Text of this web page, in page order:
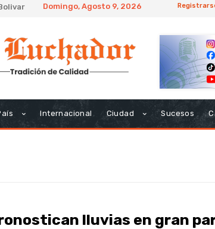
Domingo, Agosto 9, 2026
Internacional Ciudad Sucesos
lluvias en gran